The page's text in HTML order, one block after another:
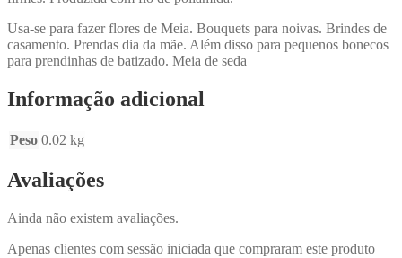
Usa-se para fazer flores de Meia. Bouquets para noivas. Brindes de
casamento. Prendas dia da mãe. Além disso para pequenos bonecos
para prendinhas de batizado. Meia de seda
Informação adicional
Peso 0.02 kg
Avaliações
Ainda não existem avaliações.
Apenas clientes com sessão iniciada que compraram este produto